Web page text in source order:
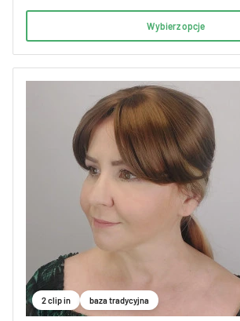
Wybierz opcje
2 clip in baza tradycyjna